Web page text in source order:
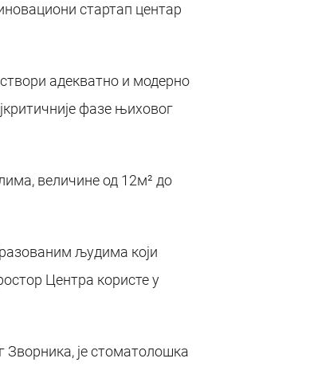
стартап центар
адекватно и модерно
фазе њиховог
величине од 12м² до
људима који
Центра користе у
Зворника, је стоматолошка